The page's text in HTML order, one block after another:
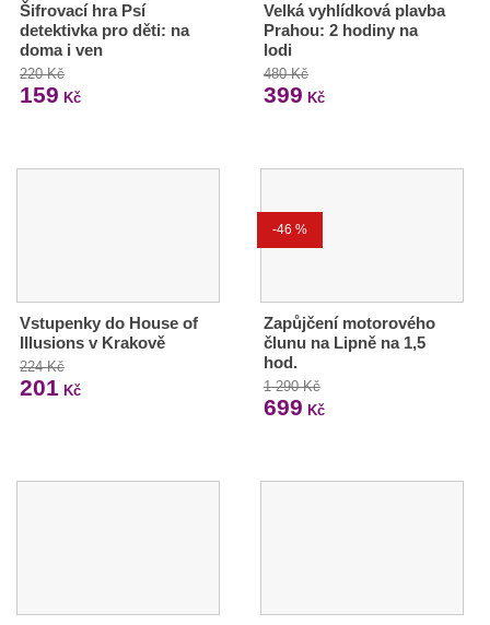
Šifrovací hra Psí
detektivka pro děti: na
doma i ven
220 Kč
159 Kč
Velká vyhlídková plavba
Prahou: 2 hodiny na
lodi
480 Kč
399 Kč
Vstupenky do House of
Illusions v Krakově
224 Kč
201 Kč
-46 %
Zapůjčení motorového
člunu na Lipně na 1,5
hod.
1 290 Kč
699 Kč